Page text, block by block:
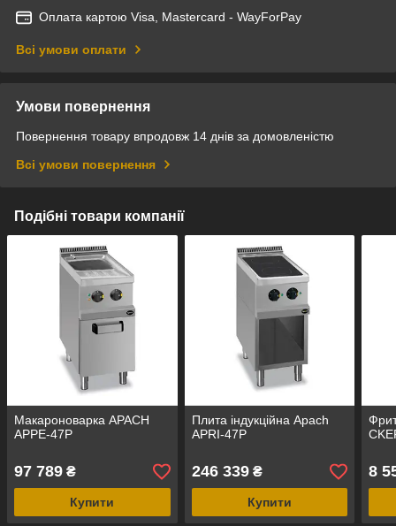
Оплата картою Visa, Mastercard - WayForPay
Всі умови оплати
Умови повернення
Повернення товару впродовж 14 днів за домовленістю
Всі умови повернення
Подібні товари компанії
Макароноварка APACH
APPE-47P
97 789 ₴
Купити
Плита індукційна Apach
APRI-47P
246 339₴
Купити
8